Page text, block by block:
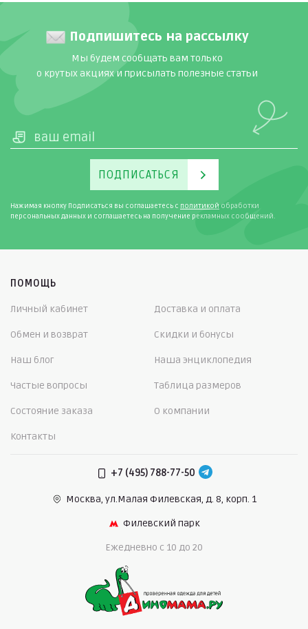
Подпишитесь на рассылку
Мы будем сообщать вам только
о крутых акциях и присылать полезные статьи
ПОДПИСАТЬСЯ
Нажимая кнопку Подписаться вы соглашаетесь с политикой обработки
персональных данных и соглашаетесь на получение рекламных сообщений.
ПОМОЩЬ
Личный кабинет Доставка и оплата
Обмен и возврат Скидки и бонусы
Наш блог Наша энциклопедия
Частые вопросы Таблица размеров
Состояние заказа О компании
Контакты
+7 (495) 788-77-50
Москва, ул.Малая Филевская, д. 8, корп. 1
Филевский парк
Ежедневно c 10 до 20